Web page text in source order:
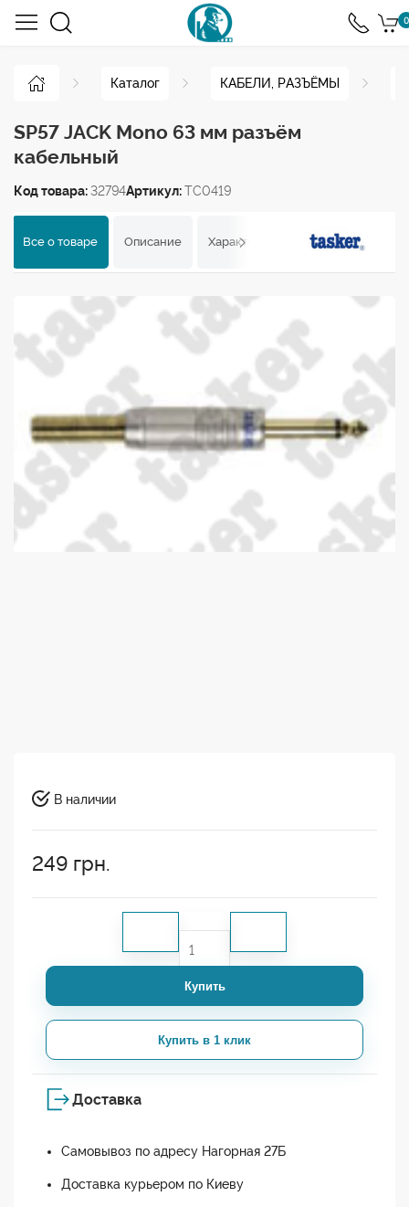
0
Каталог КАБЕЛИ, РАЗЪЁМЫ
SP57 JACK Mono 63 мм разъём
кабельный
Код товара: 32794Артикул:TC0419
Все о товаре Описание Характеристики Отзывы
В наличии
249 грн.
Купить
Купить в 1 клик
Доставка
Самовывоз по адресу Нагорная 27Б
Доставка курьером по Киеву